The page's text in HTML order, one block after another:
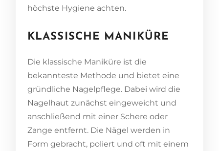
höchste Hygiene achten.
KLASSISCHE MANIKÜRE
Die klassische Maniküre ist die
bekannteste Methode und bietet eine
gründliche Nagelpflege. Dabei wird die
Nagelhaut zunächst eingeweicht und
anschließend mit einer Schere oder
Zange entfernt. Die Nägel werden in
Form gebracht, poliert und oft mit einem